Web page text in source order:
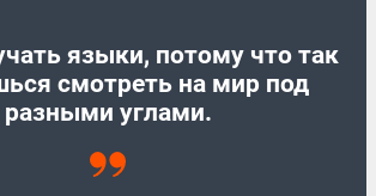
языки, потому что так
смотреть на мир под
разными углами.